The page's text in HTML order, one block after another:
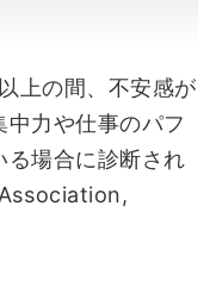
上の間、不安感が
力や仕事のパフ
る場合に診断され